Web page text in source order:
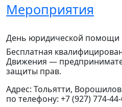
Мероприятия
День юридической помощи
Бесплатная
Движения —
защиты прав.
Адрес: Тольятти,
по телефону: +7 (927) 774-